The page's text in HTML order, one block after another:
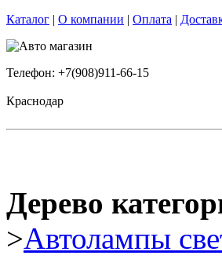
Каталог | О компании | Оплата |
Телефон: +7(908)911-66-15
Краснодар
Дерево
>Автолампы